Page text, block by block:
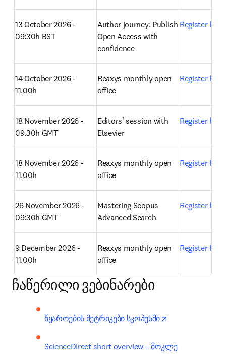
13 October 2026 -
09:30h BST
Author journey: Publish
Open Access with
confidence
Register here
14 October 2026 -
11.00h
Reaxys monthly open
office
Register here
18 November 2026 -
09.30h GMT
Editors' session with
Elsevier
Register here
18 November 2026 -
11.00h
Reaxys monthly open
office
Register here
26 November 2026 -
09:30h GMT
Mastering Scopus
Advanced Search
Register here
9 December 2026 -
11.00h
Reaxys monthly open
office
Register here
ჩაწერილი ვებინარები
წყაროების მეტრიკები სკოპუსში
ScienceDirect short overview – მოკლე